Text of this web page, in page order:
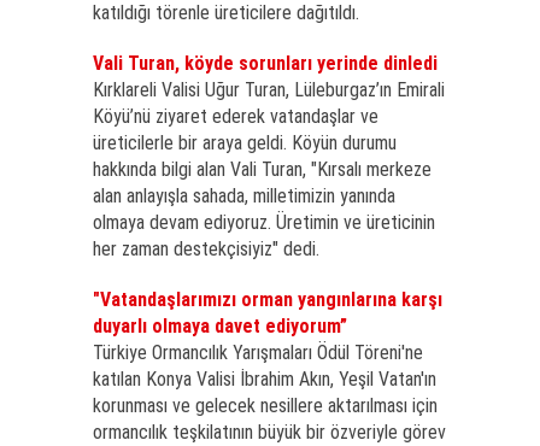
katıldığı törenle üreticilere dağıtıldı.
Vali Turan, köyde sorunları yerinde dinledi
Kırklareli Valisi Uğur Turan, Lüleburgaz’ın Emirali
Köyü’nü ziyaret ederek vatandaşlar ve
üreticilerle bir araya geldi. Köyün durumu
hakkında bilgi alan Vali Turan, "Kırsalı merkeze
alan anlayışla sahada, milletimizin yanında
olmaya devam ediyoruz. Üretimin ve üreticinin
her zaman destekçisiyiz" dedi.
"Vatandaşlarımızı orman yangınlarına karşı
duyarlı olmaya davet ediyorum”
Türkiye Ormancılık Yarışmaları Ödül Töreni'ne
katılan Konya Valisi İbrahim Akın, Yeşil Vatan'ın
korunması ve gelecek nesillere aktarılması için
ormancılık teşkilatının büyük bir özveriyle görev